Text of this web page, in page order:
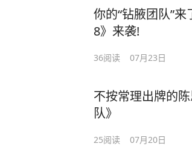
你的“钻腋团队”
8》来袭!
36阅读 07月23日
不按常理出牌的
队》
25阅读 07月20日